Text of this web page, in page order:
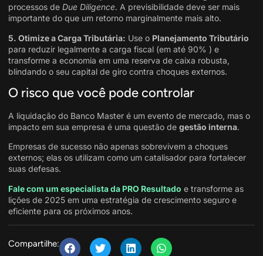
processos de Due Diligence. A previsibilidade deve ser mais
importante do que um retorno marginalmente mais alto.
5. Otimize a Carga Tributária: Use o Planejamento Tributário
para reduzir legalmente a carga fiscal (em até 90% ) e
transforme a economia em uma reserva de caixa robusta,
blindando o seu capital de giro contra choques externos.
O risco que você pode controlar
A liquidação do Banco Master é um evento de mercado, mas o
impacto em sua empresa é uma questão de gestão interna.
Empresas de sucesso não apenas sobrevivem a choques
externos; elas os utilizam como um catalisador para fortalecer
suas defesas.
Fale com um especialista da PRO Resultado e transforme as
lições de 2025 em uma estratégia de crescimento seguro e
eficiente para os próximos anos.
Compartilhe: